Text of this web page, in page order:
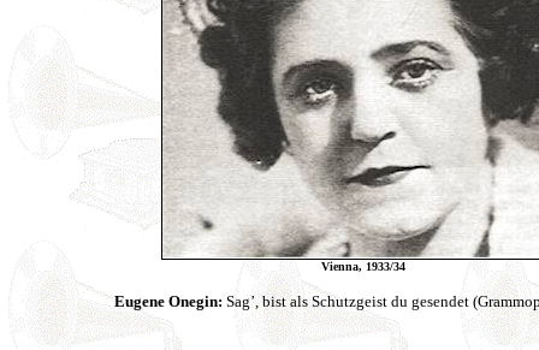
Vienna, 1933/34
Eugene Onegin: Sag’, bist als Schutzgeist du gesendet